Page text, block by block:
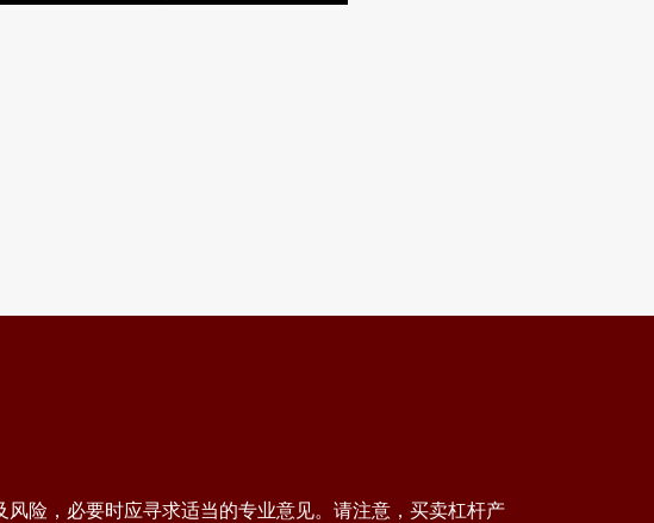
险，必要时应寻求适当的专业意见。请注意，买卖杠杆产